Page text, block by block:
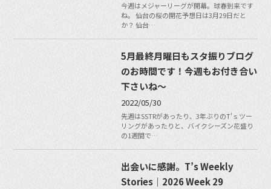
今週はメジャーリーグが開幕。球春到来です
ね。 仙台の桜の開花予想日は3月29日だと
か？ 仙台…
5月最終月曜日もスタ振りブログ
のお時間です！今週もお付き合い
下さいね〜
2022/05/30
先週はSSTRがあったり、3年ぶりのT'ｓツー
リングがあったりと、バイクシーズン花盛り
の1週間で…
出会いに感謝。T’s Weekly
Stories｜2026 Week 29